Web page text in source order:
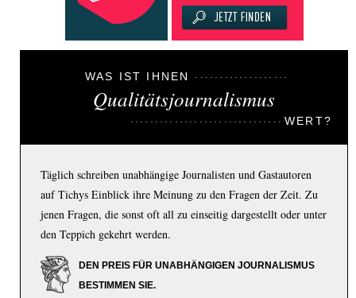
WAS IST IHNEN
Qualitätsjournalismus
WERT?
Täglich schreiben unabhängige Journalisten und Gastautoren
auf Tichys Einblick ihre Meinung zu den Fragen der Zeit. Zu
jenen Fragen, die sonst oft all zu einseitig dargestellt oder unter
den Teppich gekehrt werden.
DEN PREIS FÜR UNABHÄNGIGEN JOURNALISMUS
BESTIMMEN SIE.